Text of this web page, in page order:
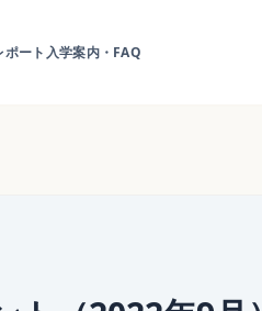
ポート 入学案内・FAQ